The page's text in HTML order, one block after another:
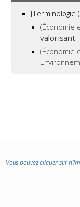
[Terminologie
(Économie
valorisant
(Économie
Vous pouvez cliquer sur